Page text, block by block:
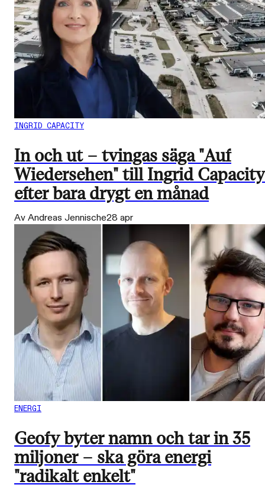
INGRID CAPACITY
In och ut – tvingas säga "Auf
Wiedersehen" till Ingrid Capacity
efter bara drygt en månad
Av Andreas Jennische28 apr
ENERGI
Geofy byter namn och tar in 35
miljoner – ska göra energi
"radikalt enkelt"